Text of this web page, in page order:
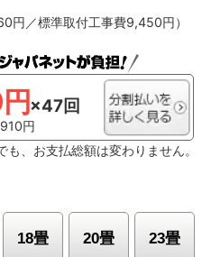
円／標準取付工事費9,450円）
×47回
円
も、お支払総額は変わりません。
18畳 20畳 23畳